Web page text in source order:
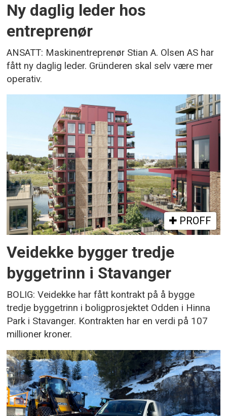
Ny daglig leder hos
entreprenør
ANSATT: Maskinentreprenør Stian A. Olsen AS har
fått ny daglig leder. Gründeren skal selv være mer
operativ.
PROFF
Veidekke bygger tredje
byggetrinn i Stavanger
BOLIG: Veidekke har fått kontrakt på å bygge
tredje byggetrinn i boligprosjektet Odden i Hinna
Park i Stavanger. Kontrakten har en verdi på 107
millioner kroner.